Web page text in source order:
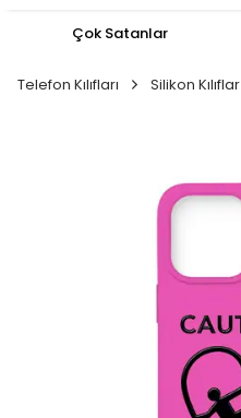
Çok Satanlar
Telefon Kılıfları Silikon Kılıflar